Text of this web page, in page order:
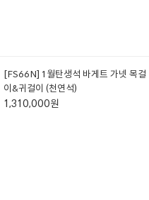
[FS66N] 1월탄생석 바게트 가넷 목걸
이&귀걸이 (천연석)
1,310,000원